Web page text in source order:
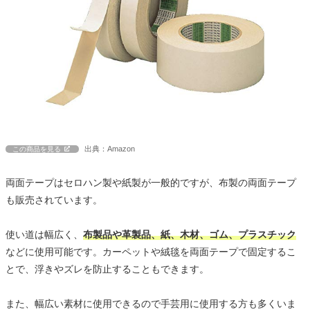
この商品を見る 出典：Amazon
両面テープはセロハン製や紙製が一般的ですが、布製の両面テープ
も販売されています。
使い道は幅広く、 布製品や革製品、紙、木材、ゴム、プラスチック
などに使用可能です。カーペットや絨毯を両面テープで固定するこ
とで、浮きやズレを防止することもできます。
また、幅広い素材に使用できるので手芸用に使用する方も多くいま